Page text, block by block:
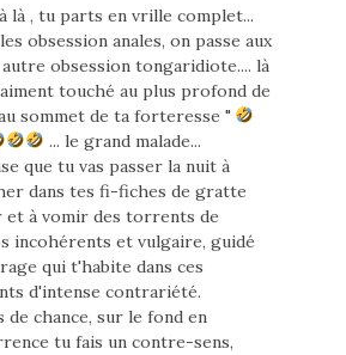
là , tu parts en vrille complet...
obsession anales, on passe aux
obsession tongaridiote.... là
touché au plus profond de
sommet de ta forteresse "
... le grand malade...
que tu vas passer la nuit à
dans tes fi-fiches de gratte
et à vomir des torrents de
incohérents et vulgaire, guidé
qui t'habite dans ces
d'intense contrariété.
de chance, sur le fond en
tu fais un contre-sens,